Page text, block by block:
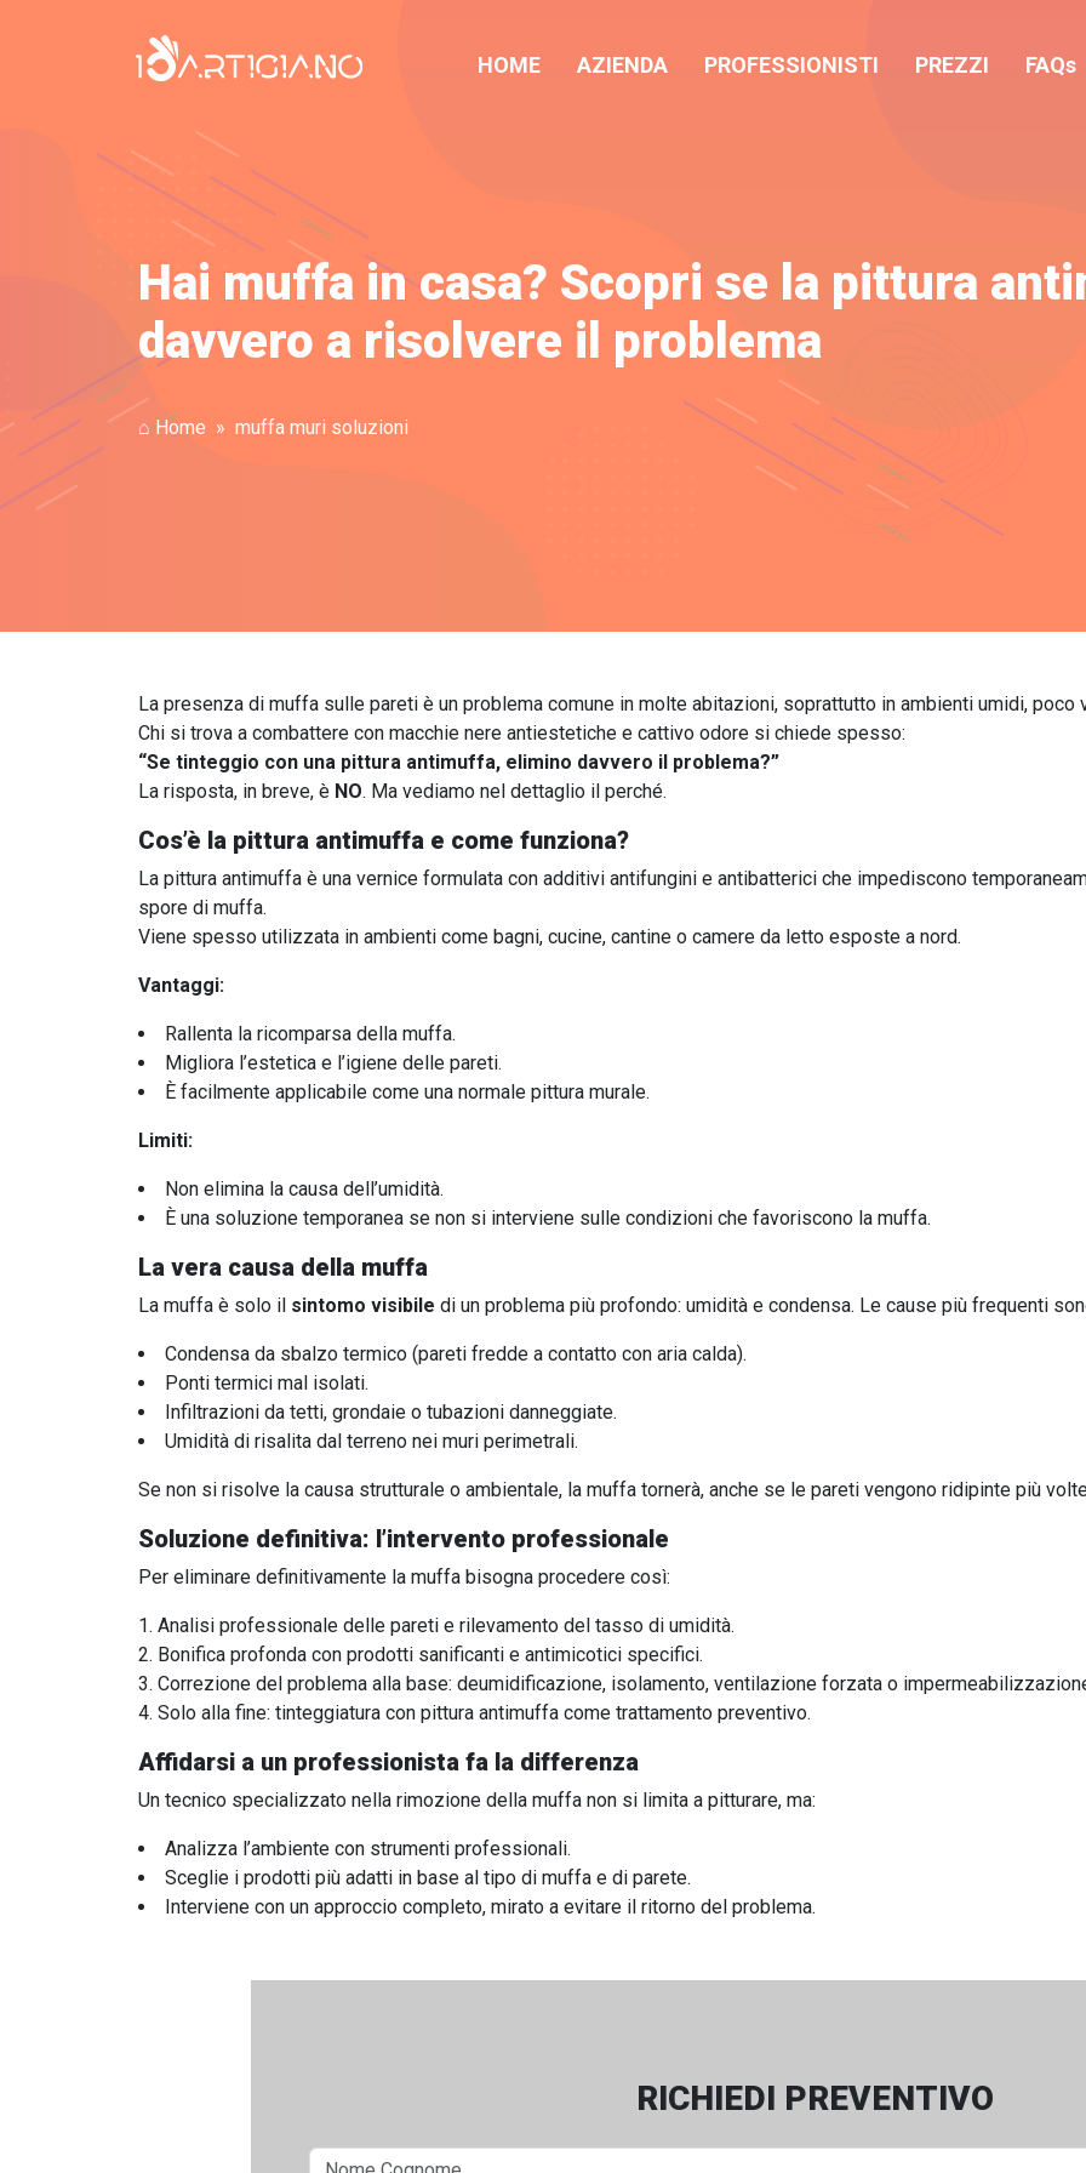
HOME AZIENDA PROFESSIONISTI PREZZI FAQs
Hai muffa in casa? Scopri se la pittura
davvero a risolvere il problema
⌂ Home muffa muri soluzioni
La presenza di muffa sulle pareti è un problema comune in molte abitazioni, soprattutto in ambienti umidi,
Chi si trova a combattere con macchie nere antiestetiche e cattivo odore si chiede spesso:
“Se tinteggio con una pittura antimuffa, elimino davvero il problema?”
La risposta, in breve, è NO. Ma vediamo nel dettaglio il perché.
Cos’è la pittura antimuffa e come funziona?
La pittura antimuffa è una vernice formulata con additivi antifungini e antibatterici che impediscono
spore di muffa.
Viene spesso utilizzata in ambienti come bagni, cucine, cantine o camere da letto esposte a nord.
Vantaggi:
Rallenta la ricomparsa della muffa.
Migliora l’estetica e l’igiene delle pareti.
È facilmente applicabile come una normale pittura murale.
Limiti:
Non elimina la causa dell’umidità.
È una soluzione temporanea se non si interviene sulle condizioni che favoriscono la muffa.
La vera causa della muffa
La muffa è solo il sintomo visibile di un problema più profondo: umidità e condensa. Le cause più frequenti
Condensa da sbalzo termico (pareti fredde a contatto con aria calda).
Ponti termici mal isolati.
Infiltrazioni da tetti, grondaie o tubazioni danneggiate.
Umidità di risalita dal terreno nei muri perimetrali.
Se non si risolve la causa strutturale o ambientale, la muffa tornerà, anche se le pareti vengono ridipinte più
Soluzione definitiva: l’intervento professionale
Per eliminare definitivamente la muffa bisogna procedere così:
Analisi professionale delle pareti e rilevamento del tasso di umidità.
Bonifica profonda con prodotti sanificanti e antimicotici specifici.
Correzione del problema alla base: deumidificazione, isolamento, ventilazione forzata o
Solo alla fine: tinteggiatura con pittura antimuffa come trattamento preventivo.
Affidarsi a un professionista fa la differenza
Un tecnico specializzato nella rimozione della muffa non si limita a pitturare, ma:
Analizza l’ambiente con strumenti professionali.
Sceglie i prodotti più adatti in base al tipo di muffa e di parete.
Interviene con un approccio completo, mirato a evitare il ritorno del problema.
RICHIEDI PREVENTIVO